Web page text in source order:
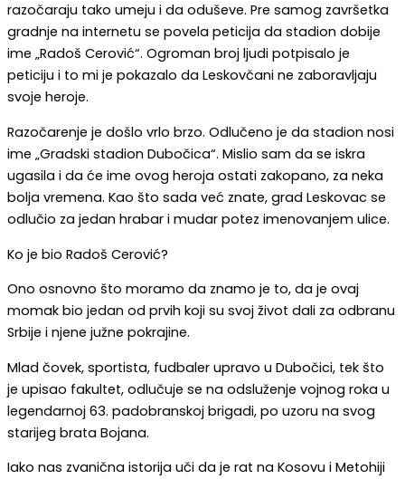
razočaraju tako umeju i da oduševe. Pre samog završetka
gradnje na internetu se povela peticija da stadion dobije
ime „Radoš Cerović“. Ogroman broj ljudi potpisalo je
peticiju i to mi je pokazalo da Leskovčani ne zaboravljaju
svoje heroje.
Razočarenje je došlo vrlo brzo. Odlučeno je da stadion nosi
ime „Gradski stadion Dubočica“. Mislio sam da se iskra
ugasila i da će ime ovog heroja ostati zakopano, za neka
bolja vremena. Kao što sada već znate, grad Leskovac se
odlučio za jedan hrabar i mudar potez imenovanjem ulice.
Ko je bio Radoš Cerović?
Ono osnovno što moramo da znamo je to, da je ovaj
momak bio jedan od prvih koji su svoj život dali za odbranu
Srbije i njene južne pokrajine.
Mlad čovek, sportista, fudbaler upravo u Dubočici, tek što
je upisao fakultet, odlučuje se na odsluženje vojnog roka u
legendarnoj 63. padobranskoj brigadi, po uzoru na svog
starijeg brata Bojana.
Iako nas zvanična istorija uči da je rat na Kosovu i Metohiji